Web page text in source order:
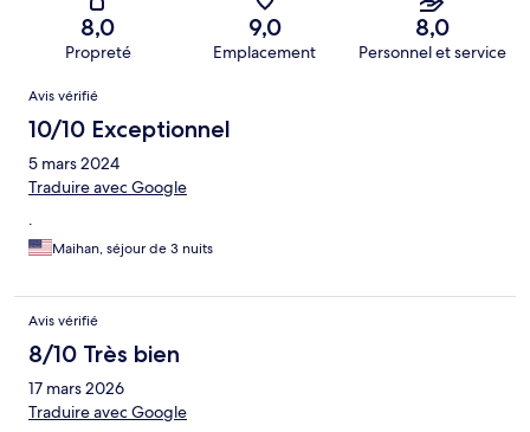
8,0
Propreté
9,0
Emplacement
8,0
Personnel et service
Avis
Avis vérifié
10/10 Exceptionnel
5 mars 2024
Traduire avec Google
.
Maihan, séjour de 3 nuits
Avis vérifié
8/10 Très bien
17 mars 2026
Traduire avec Google